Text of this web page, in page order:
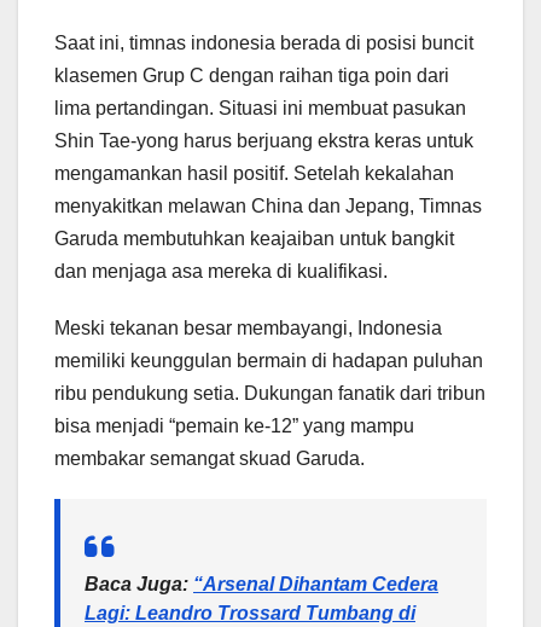
Saat ini, timnas indonesia berada di posisi buncit
klasemen Grup C dengan raihan tiga poin dari
lima pertandingan. Situasi ini membuat pasukan
Shin Tae-yong harus berjuang ekstra keras untuk
mengamankan hasil positif. Setelah kekalahan
menyakitkan melawan China dan Jepang, Timnas
Garuda membutuhkan keajaiban untuk bangkit
dan menjaga asa mereka di kualifikasi.
Meski tekanan besar membayangi, Indonesia
memiliki keunggulan bermain di hadapan puluhan
ribu pendukung setia. Dukungan fanatik dari tribun
bisa menjadi “pemain ke-12” yang mampu
membakar semangat skuad Garuda.
Baca Juga: “Arsenal Dihantam Cedera
Lagi: Leandro Trossard Tumbang di